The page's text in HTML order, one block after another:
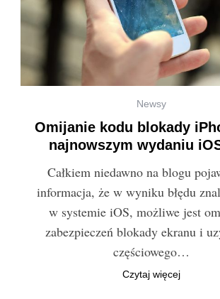
Newsy
Omijanie kodu blokady
najnowszym wydaniu
Całkiem niedawno na blogu
informacja, że w wyniku błędu
w systemie iOS, możliwe jest
zabezpieczeń blokady ekranu i
częściowego…
Czytaj więcej